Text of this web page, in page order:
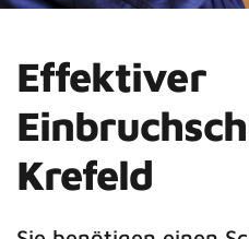
Effektiver
Krefeld